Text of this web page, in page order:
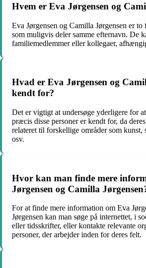
Hvem er Eva Jørgensen og
Eva Jørgensen og Camilla Jørgensen er to
som muligvis deler samme efternavn. De
familiemedlemmer eller kollegaer,
Hvad er Eva Jørgensen og
kendt for?
Det er vigtigt at undersøge yderligere for
præcis disse personer er kendt for, da
relateret til forskellige områder som kunst,
osv.
Hvor kan man finde mere
Jørgensen og Camilla
For at finde mere information om Eva
Jørgensen kan man søge på internettet, i
eller tidsskrifter, eller kontakte relevante
personer, der arbejder inden for deres felt.